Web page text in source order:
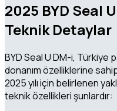
2025 BYD Seal
Teknik Detaylar
BYD Seal U DM-i, Türkiye
donanım özelliklerine
2025 yılı için belirlenen
teknik özellikleri şunlardır: